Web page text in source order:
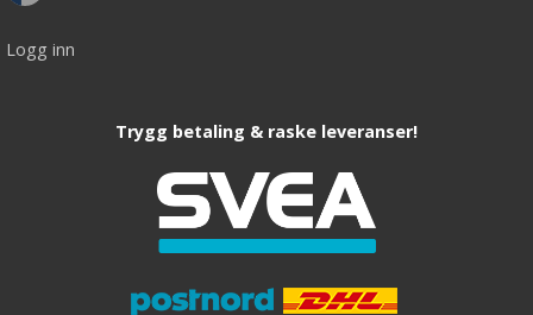
Logg inn
Trygg betaling & raske leveranser!